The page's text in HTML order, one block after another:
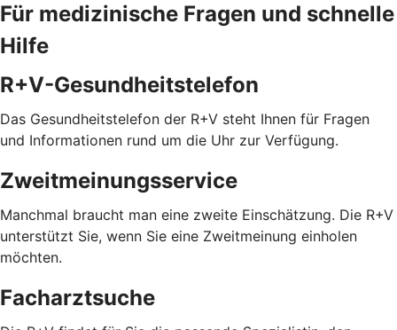
Für medizinische Fragen und schnelle
Hilfe
R+V-Gesundheitstelefon
Das Gesundheitstelefon der R+V steht Ihnen für Fragen
und Informationen rund um die Uhr zur Verfügung.
Zweitmeinungsservice
Manchmal braucht man eine zweite Einschätzung. Die R+V
unterstützt Sie, wenn Sie eine Zweitmeinung einholen
möchten.
Facharztsuche